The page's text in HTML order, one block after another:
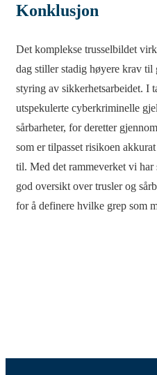
Konklusjon
Det komplekse trusselbildet
dag stiller stadig høyere krav
styring av sikkerhetsarbeidet. I
utspekulerte cyberkriminelle
sårbarheter, for deretter
som er tilpasset risikoen
til. Med det rammeverket vi
god oversikt over trusler og
for å definere hvilke grep som